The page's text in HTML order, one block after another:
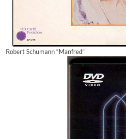
Robert Schumann “Manfred”